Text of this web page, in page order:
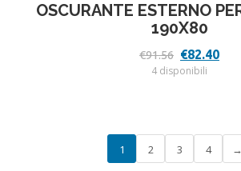
OSCURANTE ESTERNO
190X80
€91.56 Il
prezzo
originale
€82.40Il
4 disponibili
1 2 3 4 →